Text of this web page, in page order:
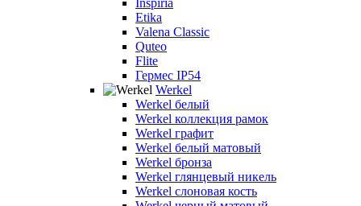
Inspiria
Etika
Valena Classic
Quteo
Flite
Гермес IP54
Werkel
Werkel белый
Werkel коллекция рамок
Werkel графит
Werkel белый матовый
Werkel бронза
Werkel глянцевый никель
Werkel слоновая кость